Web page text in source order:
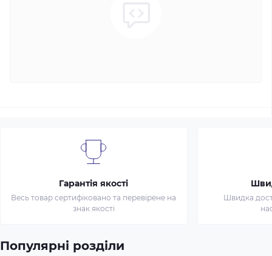
Гарантія якості
Весь товар сертифіковано та перевірене на
знак якості
Швидка
Популярні розділи